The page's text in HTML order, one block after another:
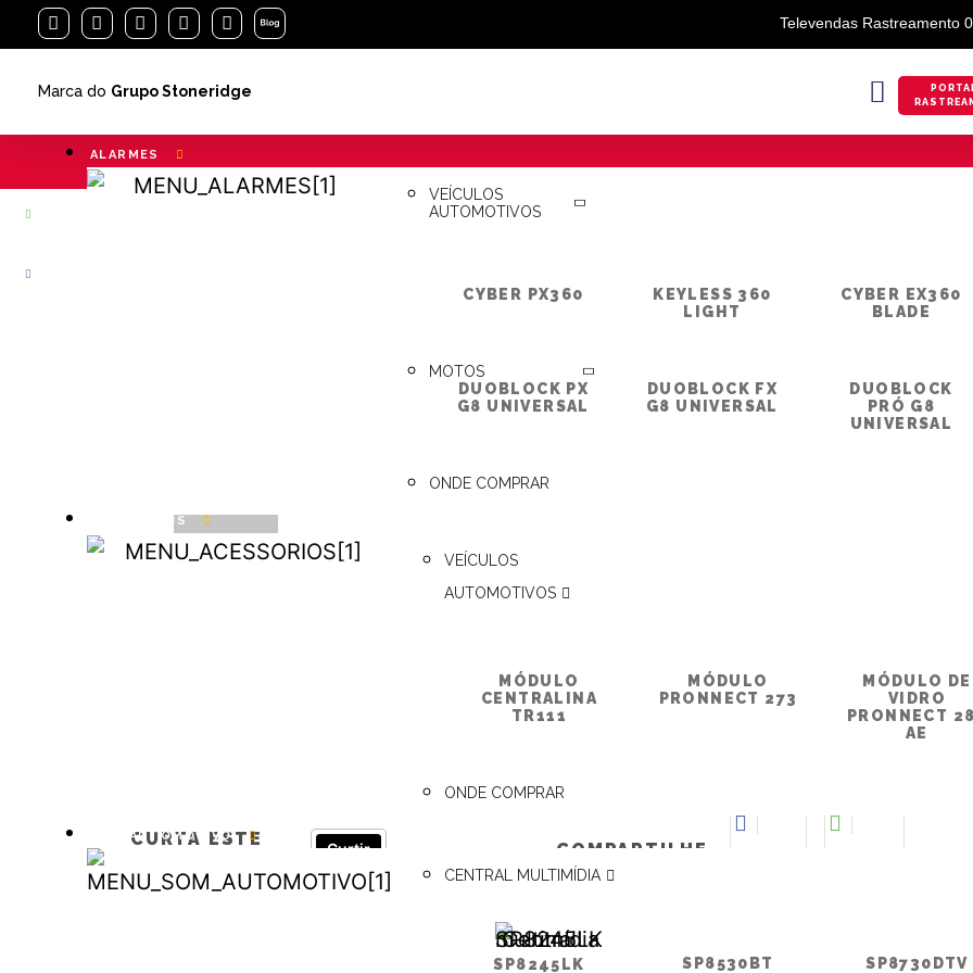
Televendas Rastreamento
Marca do Grupo Stoneridge
ALARMES
VEÍCULOS
AUTOMOTIVOS
CYBER PX360
KEYLESS 360
LIGHT
CYBER EX360
BLADE
MOTOS
DUOBLOCK PX
G8 UNIVERSAL
DUOBLOCK FX
G8 UNIVERSAL
DUOBLOCK
PRÓ G8
UNIVERSAL
ONDE COMPRAR
ACESSÓRIOS
VEÍCULOS
AUTOMOTIVOS
MÓDULO
CENTRALINA
TR111
MÓDULO
PRONNECT 273
MÓDULO DE
VIDRO
PRONNECT
AE
ONDE COMPRAR
SOM AUTOMOTIVO
CENTRAL MULTIMÍDIA
SP8245LK SP8530BT SP8730DTV
DICAS DE INSTALAÇÃO DO ALARME
Criado por markcom
CURTA ESTE
Curtir COMPARTILHE